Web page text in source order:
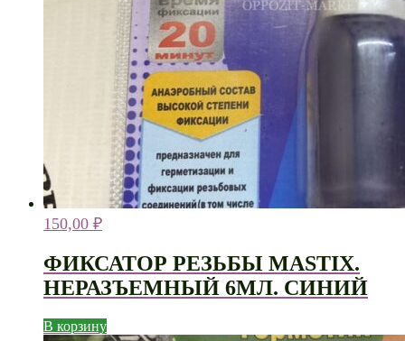
150,00 ₽
ФИКСАТОР РЕЗЬБЫ MASTIX.
НЕРАЗЪЕМНЫЙ 6МЛ. СИНИЙ
В корзину